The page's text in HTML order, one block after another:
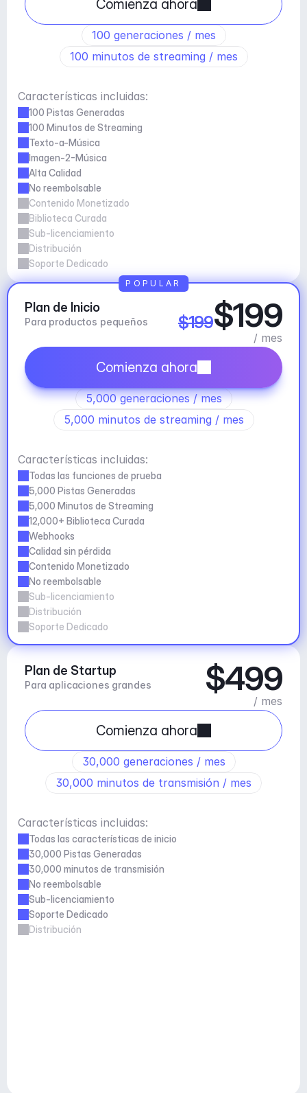
Comienza ahora
100 generaciones / mes
100 minutos de streaming / mes
Características incluidas:
100 Pistas Generadas
100 Minutos de Streaming
Texto-a-Música
Imagen-2-Música
Alta Calidad
No reembolsable
Contenido Monetizado
Biblioteca Curada
Sub-licenciamiento
Distribución
Soporte Dedicado
Plan de Inicio
Para productos pequeños $199$199
/ mes
Comienza ahora
5,000 generaciones / mes
5,000 minutos de streaming / mes
Características incluidas:
Todas las funciones de prueba
5,000 Pistas Generadas
5,000 Minutos de Streaming
12,000+ Biblioteca Curada
Webhooks
Calidad sin pérdida
Contenido Monetizado
No reembolsable
Sub-licenciamiento
Distribución
Soporte Dedicado
POPULAR
Plan de Startup
Para aplicaciones grandes $499
/ mes
Comienza ahora
30,000 generaciones / mes
30,000 minutos de transmisión / mes
Características incluidas:
Todas las características de inicio
30,000 Pistas Generadas
30,000 minutos de transmisión
No reembolsable
Sub-licenciamiento
Soporte Dedicado
Distribución